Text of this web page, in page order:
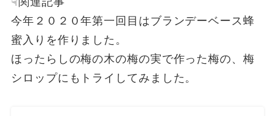
今年２０２０年第一回目はブランデーベース蜂
蜜入りを作りました。
ほったらしの梅の木の梅の実で作った梅の、梅
シロップにもトライしてみました。